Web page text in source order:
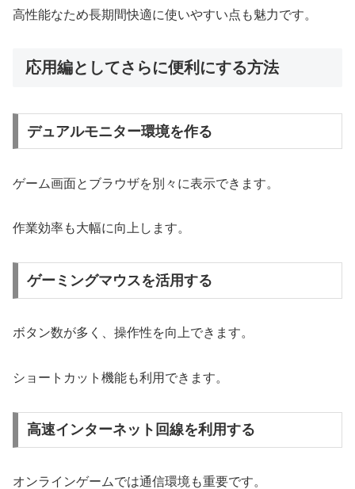
高性能なため長期間快適に使いやすい点も魅力です。
応用編としてさらに便利にする方法
デュアルモニター環境を作る
ゲーム画面とブラウザを別々に表示できます。
作業効率も大幅に向上します。
ゲーミングマウスを活用する
ボタン数が多く、操作性を向上できます。
ショートカット機能も利用できます。
高速インターネット回線を利用する
オンラインゲームでは通信環境も重要です。